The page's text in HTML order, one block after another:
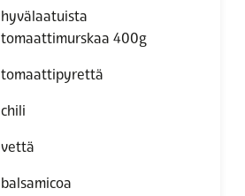
hyvälaatuista
tomaattimurskaa 400g
tomaattipyrettä
chili
vettä
balsamicoa